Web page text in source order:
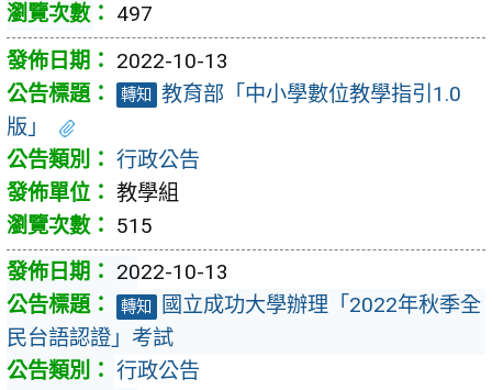
497
2022-10-13
轉知
教育部「中小學數位教學指引1.0
版」
行政公告
教學組
515
2022-10-13
轉知
國立成功大學辦理「2022年秋季全
民台語認證」考試
行政公告